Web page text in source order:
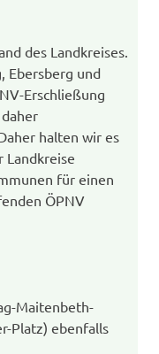
des Landkreises.
Ebersberg und
Erschließung
halten wir es
Landkreise
für einen
ÖPNV
Maitenbeth-
Platz) ebenfalls